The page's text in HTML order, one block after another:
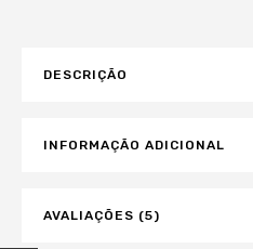
DESCRIÇÃO
INFORMAÇÃO ADICIONAL
AVALIAÇÕES (5)